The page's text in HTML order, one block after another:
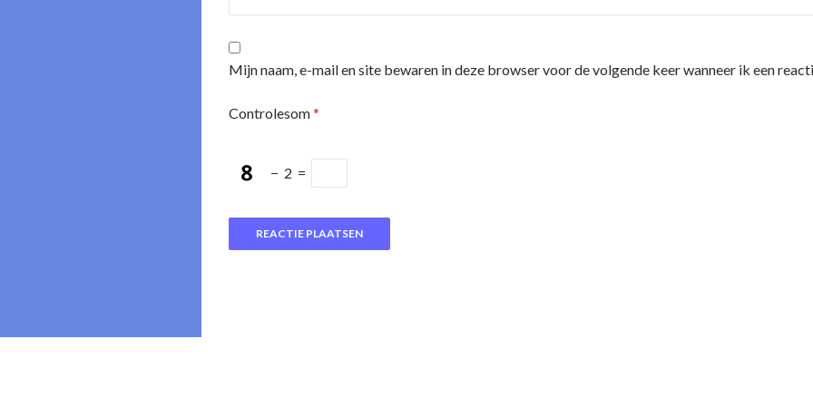
Mijn naam, e-mail en site bewaren in deze browser voor de volgende keer wanneer ik een
Controlesom*
− 2 =